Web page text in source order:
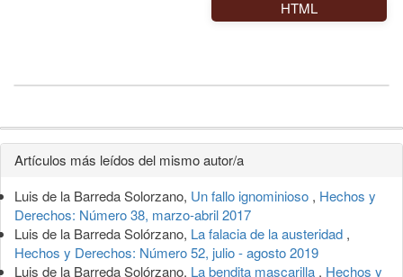
HTML
Detalles
del
artículo
Artículos más leídos del mismo autor/a
Luis de la Barreda Solorzano, Un fallo ignominioso , Hechos y
Derechos: Número 38, marzo-abril 2017
Luis de la Barreda Solórzano, La falacia de la austeridad ,
Hechos y Derechos: Número 52, julio - agosto 2019
Luis de la Barreda Solórzano, La bendita mascarilla , Hechos y